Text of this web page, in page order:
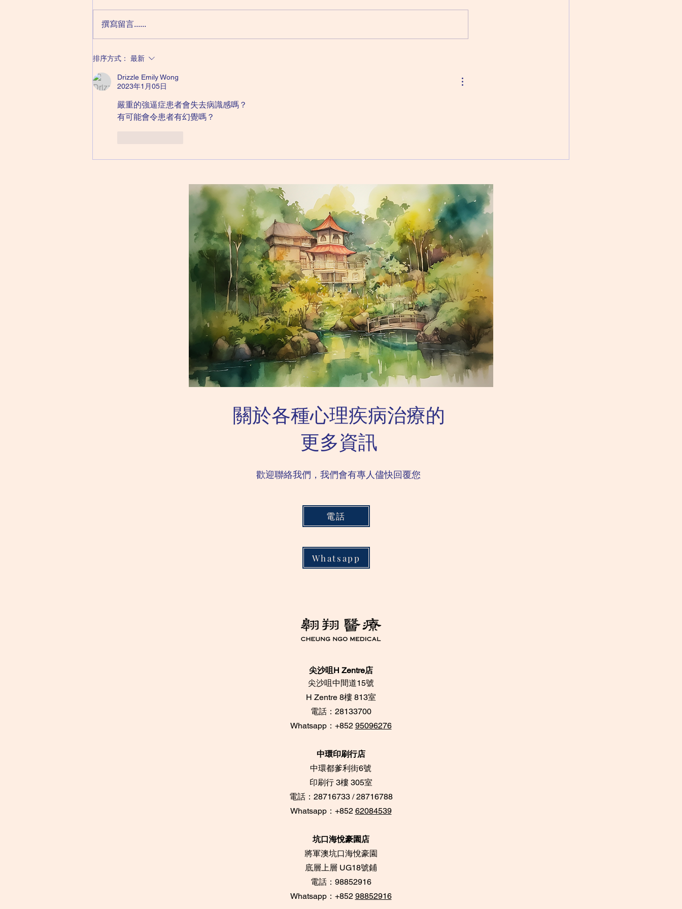
常重複出現，難免會影響生活和日
常工作。 事實上，所謂的死亡恐
懼症並非恐懼症，卻是屬於強迫症
讓大家瞭解患者的心路歷程：
（案例出自討論區帖子留言，內容
經過刪改）...
汙穢，為了舒緩這種重複性的想法
神科醫生作出診斷，確定症狀是由
治療抑鬱症和焦慮症的一樣，都是
撰寫留言......
排序方式： 最新
Drizzle Emily Wong
2023年1月05日
嚴重的強逼症患者會失去病識感嗎？
有可能會令患者有幻覺嗎？
關於各種心理疾病治療的
更多資訊
歡迎聯絡我們，我們會有專人儘快回覆您
電話
Whatsapp
尖沙咀H Zentre店
尖沙咀中間道15號
​H Zentre 8樓 813室
電話：28133700
​Whatsapp：+852 95096276
中環印刷行店
中環都爹利街6號
​印刷行 3樓 305室
電話：28716733 / 28716788
Whatsapp：+852 62084539
坑口海悅豪園店
將軍澳坑口海悅豪園
底層上層 UG18號鋪
​電話：98852916
Whatsapp：+852 98852916